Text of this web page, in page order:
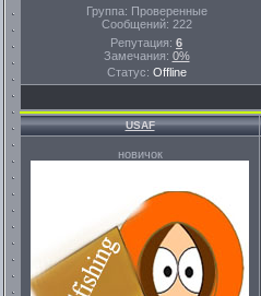
Группа: Проверенные
Сообщений: 222
Репутация: 6
Замечания: 0%
Статус: Offline
USAF
новичок